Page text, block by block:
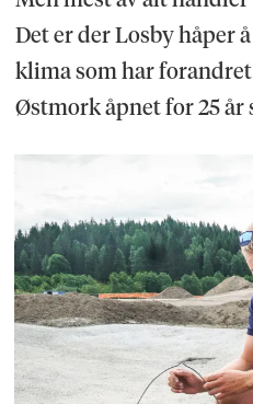
Det er der Losby håper
klima som har
Østmork åpnet for 25 år